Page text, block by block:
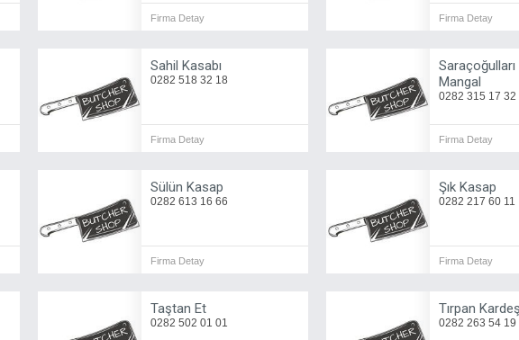
Firma Detay Firma Detay
Sahil Kasabı
0282 518 32 18
Firma Detay
Mangal
0282 315 17 32
Firma Detay
Sülün Kasap
0282 613 16 66
Firma Detay
Şık Kasap
0282 217 60 11
Firma Detay
Taştan Et
0282 502 01 01
Tırpan
0282 263 54 19